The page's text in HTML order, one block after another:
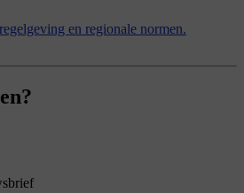
en regionale normen.